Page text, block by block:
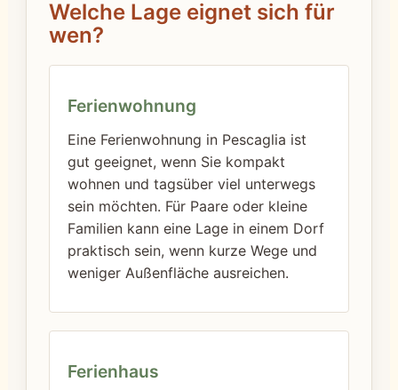
Welche Lage eignet sich für
wen?
Ferienwohnung
Eine Ferienwohnung in Pescaglia ist
gut geeignet, wenn Sie kompakt
wohnen und tagsüber viel unterwegs
sein möchten. Für Paare oder kleine
Familien kann eine Lage in einem Dorf
praktisch sein, wenn kurze Wege und
weniger Außenfläche ausreichen.
Ferienhaus